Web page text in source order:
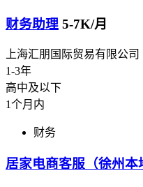
财务助理 5-7K/月
上海汇朋国际贸易有限公司
1-3年
高中及以下
1个月内
财务
居家电商客服（徐州本